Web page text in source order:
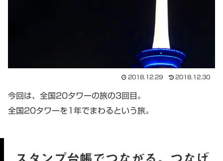
2018.12.29 2018.12.30
今回は、全国20タワーの旅の3回目。
全国20タワーを1年でまわるという旅。